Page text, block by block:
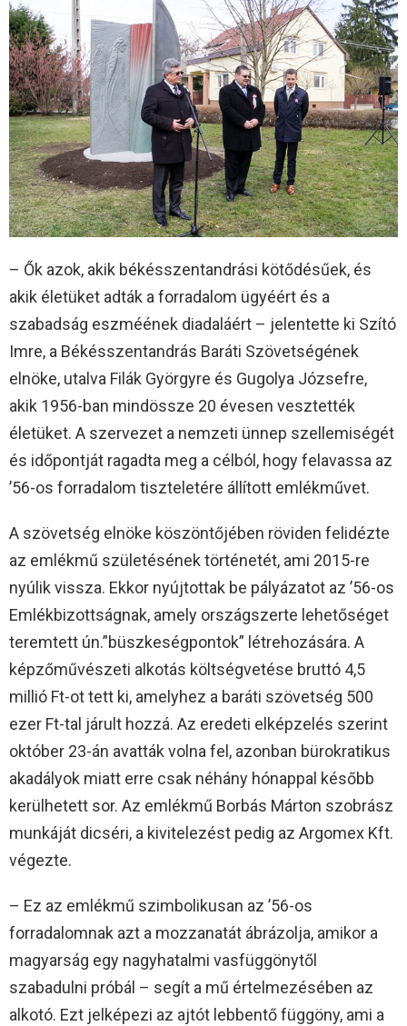
– Ők azok, akik békésszentandrási kötődésűek, és
akik életüket adták a forradalom ügyéért és a
szabadság eszméének diadaláért – jelentette ki Szító
Imre, a Békésszentandrás Baráti Szövetségének
elnöke, utalva Filák Györgyre és Gugolya Józsefre,
akik 1956-ban mindössze 20 évesen vesztették
életüket. A szervezet a nemzeti ünnep szellemiségét
és időpontját ragadta meg a célból, hogy felavassa az
’56-os forradalom tiszteletére állított emlékművet.
A szövetség elnöke köszöntőjében röviden felidézte
az emlékmű születésének történetét, ami 2015-re
nyúlik vissza. Ekkor nyújtottak be pályázatot az ’56-os
Emlékbizottságnak, amely országszerte lehetőséget
teremtett ún.”büszkeségpontok” létrehozására. A
képzőművészeti alkotás költségvetése bruttó 4,5
millió Ft-ot tett ki, amelyhez a baráti szövetség 500
ezer Ft-tal járult hozzá. Az eredeti elképzelés szerint
október 23-án avatták volna fel, azonban bürokratikus
akadályok miatt erre csak néhány hónappal később
kerülhetett sor. Az emlékmű Borbás Márton szobrász
munkáját dicséri, a kivitelezést pedig az Argomex Kft.
végezte.
– Ez az emlékmű szimbolikusan az ’56-os
forradalomnak azt a mozzanatát ábrázolja, amikor a
magyarság egy nagyhatalmi vasfüggönytől
szabadulni próbál – segít a mű értelmezésében az
alkotó. Ezt jelképezi az ajtót lebbentő függöny, ami a